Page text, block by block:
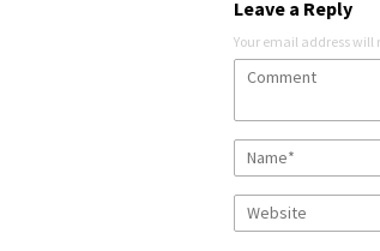
Leave a Reply
Your email address will